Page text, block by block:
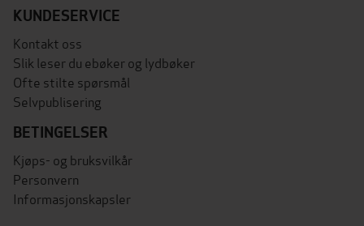
KUNDESERVICE
Kontakt oss
Slik leser du ebøker og lydbøker
Ofte stilte spørsmål
Selvpublisering
BETINGELSER
Kjøps- og bruksvilkår
Personvern
Informasjonskapsler